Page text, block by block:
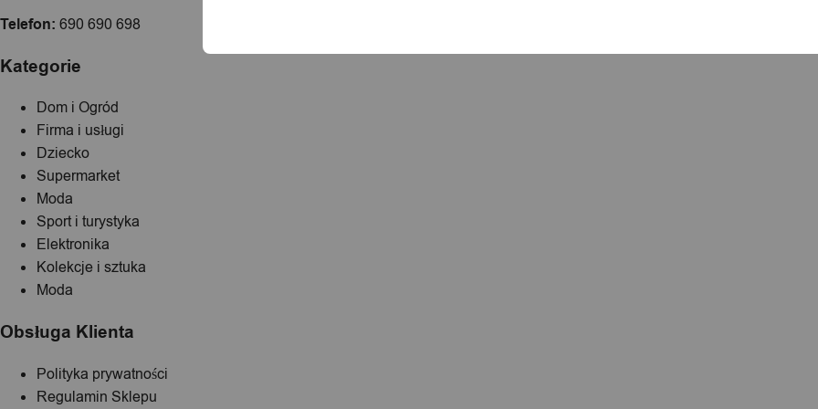
Telefon: 690 690 698
Kategorie
Dom i Ogród
Firma i usługi
Dziecko
Supermarket
Moda
Sport i turystyka
Elektronika
Kolekcje i sztuka
Moda
Obsługa Klienta
Polityka prywatności
Regulamin Sklepu